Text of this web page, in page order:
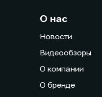
О нас
Новости
Видеообзоры
О компании
О бренде